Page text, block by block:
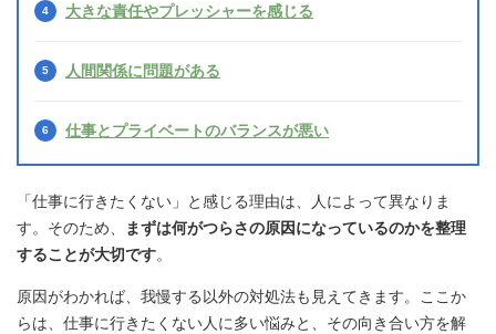
大きな責任やプレッシャーを感じる
人間関係に問題がある
仕事とプライベートのバランスが悪い
「仕事に行きたくない」と感じる理由は、人によって異なりま
す。そのため、
まずは何がつらさの原因になっているのかを整理
することが大切です。
原因がわかれば、我慢する以外の対処法も見えてきます。ここか
らは、仕事に行きたくない人に多い悩みと、その向き合い方を解